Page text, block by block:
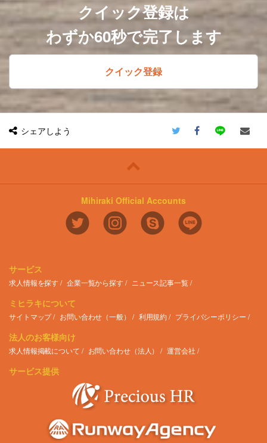
クイック登録は
わずか60秒で完了します
クイック登録
シェアしよう
Mihiraki Official Accounts
サービス
求人情報を探す 企業一覧から探す ニュース記事一覧
ミヒラキについて
サイトマップ お問い合わせ（一般） 利用規約 プライバシーポリシー
法人のお客様向け
求人情報掲載について お問い合わせ（法人） 運営会社
サービス提供